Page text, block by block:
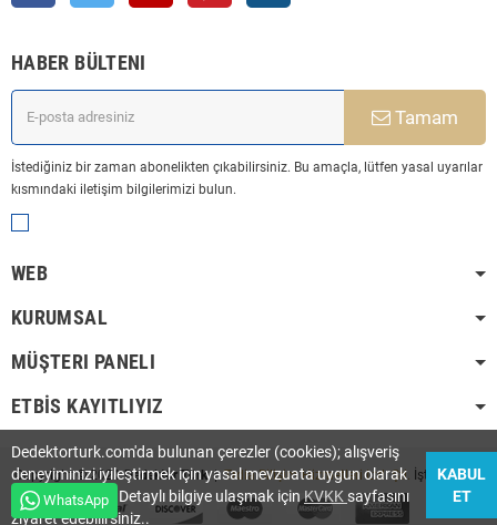
WhatsApp
HABER BÜLTENI
Tamam
İstediğiniz bir zaman abonelikten çıkabilirsiniz. Bu amaçla, lütfen yasal uyarılar
kısmındaki iletişim bilgilerimizi bulun.
WEB
KURUMSAL
MÜŞTERI PANELI
ETBİS KAYITLIYIZ
Copyright © 2021Dedektör Türk|Trdia Bilişim Hizmetleri Ltd. Şti. İştirakidir.
Dedektorturk.com'da bulunan çerezler (cookies); alışveriş
deneyiminizi iyileştirmek için yasal mevzuata uygun olarak
düzenlenmiştir. Detaylı bilgiye ulaşmak içinKVKK sayfasını
ziyaret edebilirsiniz..
KABUL
ET